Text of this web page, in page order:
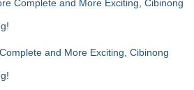
Complete and More Exciting, Cibinong
and More Exciting, Cibinong